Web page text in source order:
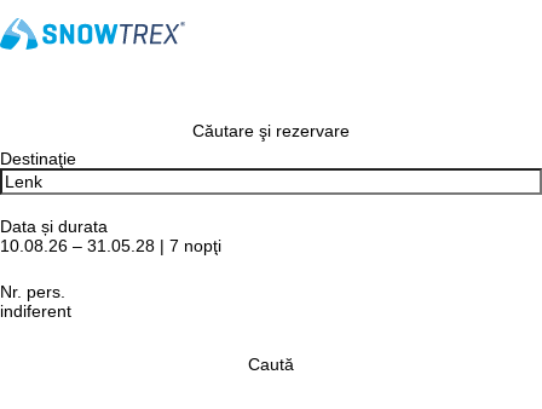
Căutare şi rezervare
Destinaţie
Data și durata
10.08.26 – 31.05.28 | 7 nopţi
Nr. pers.
indiferent
Caută